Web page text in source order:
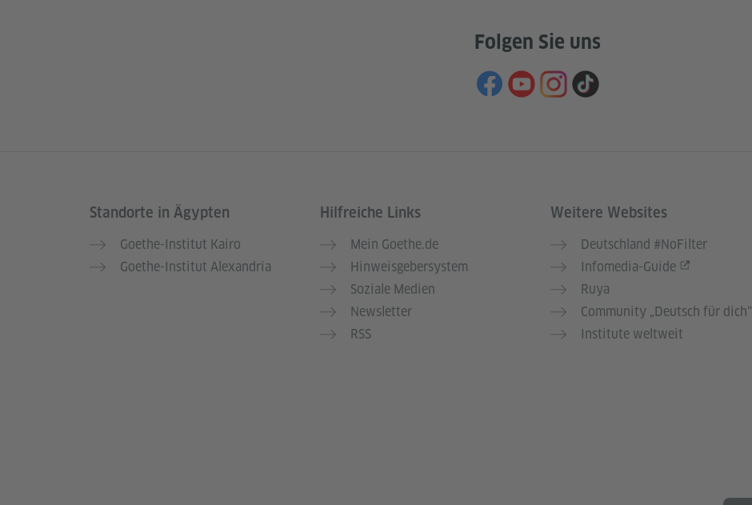
Folgen Sie uns
Service- und Informationsbereich
Standorte in Ägypten
Goethe-Institut Kairo
Goethe-Institut Alexandria
Hilfreiche Links
Mein Goethe.de
Hinweisgebersystem
Soziale Medien
Newsletter
RSS
Weitere Websites
Deutschland #NoFilter
Infomedia-Guide
Ruya
Community „Deutsch für dich“
Institute weltweit